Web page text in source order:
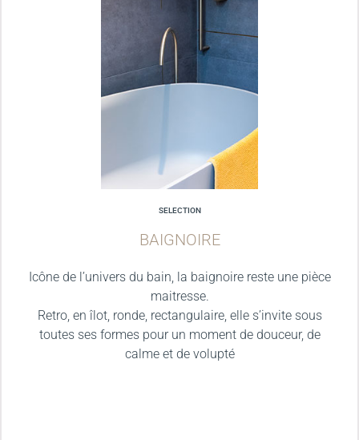
SELECTION
BAIGNOIRE
Icône de l’univers du bain, la baignoire reste une pièce
maitresse.
Retro, en îlot, ronde, rectangulaire, elle s’invite sous
toutes ses formes pour un moment de douceur, de
calme et de volupté